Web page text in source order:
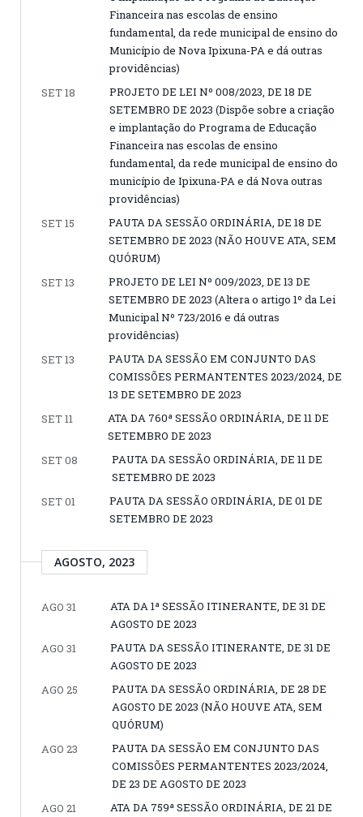
Financeira nas escolas de ensino
fundamental, da rede municipal de ensino do
Município de Nova Ipixuna-PA e dá outras
providências)
SET 18
PROJETO DE LEI Nº 008/2023, DE 18 DE
SETEMBRO DE 2023 (Dispõe sobre a criação
e implantação do Programa de Educação
Financeira nas escolas de ensino
fundamental, da rede municipal de ensino do
município de Ipixuna-PA e dá Nova outras
providências)
SET 15
PAUTA DA SESSÃO ORDINÁRIA, DE 18 DE
SETEMBRO DE 2023 (NÃO HOUVE ATA, SEM
QUÓRUM)
SET 13
PROJETO DE LEI Nº 009/2023, DE 13 DE
SETEMBRO DE 2023 (Altera o artigo 1º da Lei
Municipal Nº 723/2016 e dá outras
providências)
SET 13
PAUTA DA SESSÃO EM CONJUNTO DAS
COMISSÕES PERMANTENTES 2023/2024, DE
13 DE SETEMBRO DE 2023
SET 11
ATA DA 760ª SESSÃO ORDINÁRIA, DE 11 DE
SETEMBRO DE 2023
SET 08
PAUTA DA SESSÃO ORDINÁRIA, DE 11 DE
SETEMBRO DE 2023
SET 01
PAUTA DA SESSÃO ORDINÁRIA, DE 01 DE
SETEMBRO DE 2023
AGOSTO, 2023
AGO 31
ATA DA 1ª SESSÃO ITINERANTE, DE 31 DE
AGOSTO DE 2023
AGO 31
PAUTA DA SESSÃO ITINERANTE, DE 31 DE
AGOSTO DE 2023
AGO 25
PAUTA DA SESSÃO ORDINÁRIA, DE 28 DE
AGOSTO DE 2023 (NÃO HOUVE ATA, SEM
QUÓRUM)
AGO 23
PAUTA DA SESSÃO EM CONJUNTO DAS
COMISSÕES PERMANTENTES 2023/2024,
DE 23 DE AGOSTO DE 2023
AGO 21
ATA DA 759ª SESSÃO ORDINÁRIA, DE 21 DE